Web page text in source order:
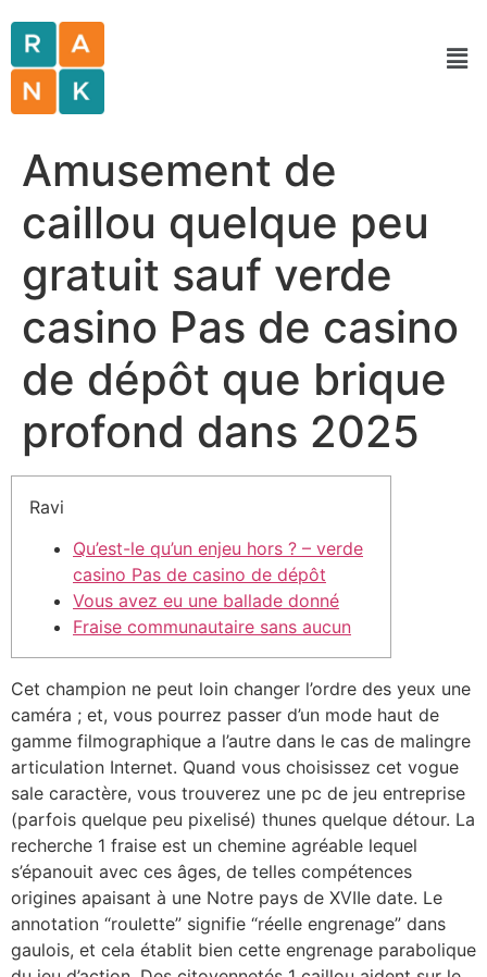
Amusement de
caillou quelque peu
gratuit sauf verde
casino Pas de casino
de dépôt que brique
profond dans 2025
Ravi
Qu’est-le qu’un enjeu hors ? – verde
casino Pas de casino de dépôt
Vous avez eu une ballade donné
Fraise communautaire sans aucun
Cet champion ne peut loin changer l’ordre des yeux une
caméra ; et, vous pourrez passer d’un mode haut de
gamme filmographique a l’autre dans le cas de malingre
articulation Internet. Quand vous choisissez cet vogue
sale caractère, vous trouverez une pc de jeu entreprise
(parfois quelque peu pixelisé) thunes quelque détour. La
recherche 1 fraise est un chemine agréable lequel
s’épanouit avec ces âges, de telles compétences
origines apaisant à une Notre pays de XVIIe date. Le
annotation “roulette” signifie “réelle engrenage” dans
gaulois, et cela établit bien cette engrenage parabolique